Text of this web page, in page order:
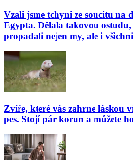
Vzali jsme tchyni ze soucitu na
Egypta. Dělala takovou ostudu,
propadali nejen my, ale i
Zvíře, které vás zahrne láskou
pes. Stojí pár korun a můžete